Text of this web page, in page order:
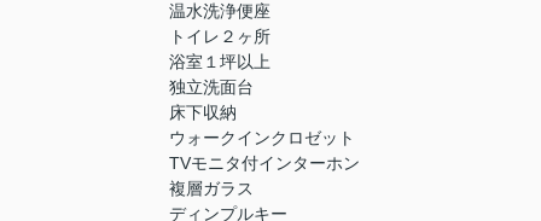
温水洗浄便座
トイレ２ヶ所
浴室１坪以上
独立洗面台
床下収納
ウォークインクロゼット
TVモニタ付インターホン
複層ガラス
ディンプルキー